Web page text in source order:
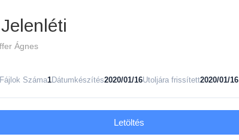
Ágnes
Fájlok Száma1Dátumkészítés2020/01/16Utoljára frissített2020/01/16
Letöltés